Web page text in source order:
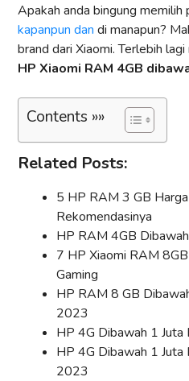
Apakah anda bingung memilih
kapanpun dan di manapun?
brand dari Xiaomi. Terlebih
HP Xiaomi RAM 4GB
Contents »»
Related Posts:
5 HP RAM 3 GB
Rekomendasinya
HP RAM 4GB
7 HP Xiaomi RAM
Gaming
HP RAM 8 GB
2023
HP 4G Dibawah 1
HP 4G Dibawah 1 Juta
2023